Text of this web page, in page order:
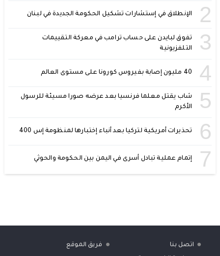
2 الإنطلاق في إستشارات تشكيل الحكومة الجديدة في لبنان
3
تفوق لبايدن على حساب ترامب في معركة التقييمات
التلفزيونية
4 40 مليون إصابة بفيروس كورونا على مستوى العالم
5
شاب يقتل معلما فرنسيا بعد عرضه صورا مسيئة للرسول
الأكرم
6 تحذيرات أمريكية لتركيا بعد أنباء إختبارها لمنظومة إس 400
7 إتمام عملية تبادل أسرى في اليمن بين الحكومة والحوثي
اتصل بنا
فريق الموقع